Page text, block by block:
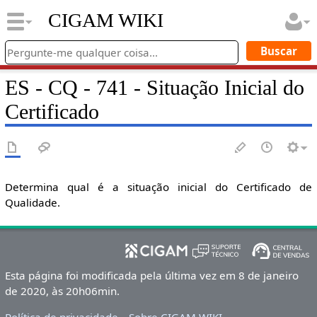
CIGAM WIKI
ES - CQ - 741 - Situação Inicial do
Certificado
Determina qual é a situação inicial do Certificado de
Qualidade.
Esta página foi modificada pela última vez em 8 de janeiro
de 2020, às 20h06min.